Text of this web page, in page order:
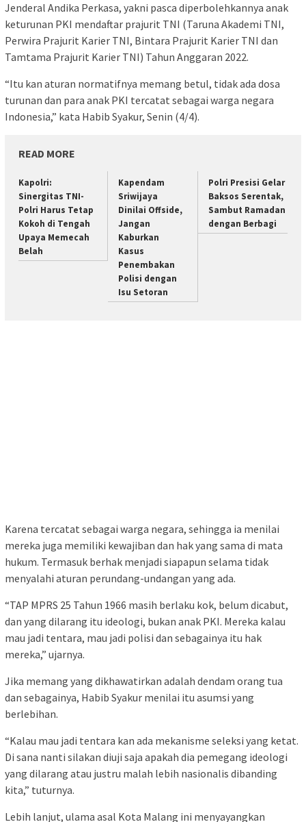
Jenderal Andika Perkasa, yakni pasca diperbolehkannya anak
keturunan PKI mendaftar prajurit TNI (Taruna Akademi TNI,
Perwira Prajurit Karier TNI, Bintara Prajurit Karier TNI dan
Tamtama Prajurit Karier TNI) Tahun Anggaran 2022.
“Itu kan aturan normatifnya memang betul, tidak ada dosa
turunan dan para anak PKI tercatat sebagai warga negara
Indonesia,” kata Habib Syakur, Senin (4/4).
READ MORE
Kapolri:
Sinergitas TNI-
Polri Harus Tetap
Kokoh di Tengah
Upaya Memecah
Belah
Kapendam
Sriwijaya
Dinilai Offside,
Jangan
Kaburkan
Kasus
Penembakan
Polisi dengan
Isu Setoran
Polri Presisi Gelar
Baksos Serentak,
Sambut Ramadan
dengan Berbagi
Karena tercatat sebagai warga negara, sehingga ia menilai
mereka juga memiliki kewajiban dan hak yang sama di mata
hukum. Termasuk berhak menjadi siapapun selama tidak
menyalahi aturan perundang-undangan yang ada.
“TAP MPRS 25 Tahun 1966 masih berlaku kok, belum dicabut,
dan yang dilarang itu ideologi, bukan anak PKI. Mereka kalau
mau jadi tentara, mau jadi polisi dan sebagainya itu hak
mereka,” ujarnya.
Jika memang yang dikhawatirkan adalah dendam orang tua
dan sebagainya, Habib Syakur menilai itu asumsi yang
berlebihan.
“Kalau mau jadi tentara kan ada mekanisme seleksi yang ketat.
Di sana nanti silakan diuji saja apakah dia pemegang ideologi
yang dilarang atau justru malah lebih nasionalis dibanding
kita,” tuturnya.
Lebih lanjut, ulama asal Kota Malang ini menyayangkan